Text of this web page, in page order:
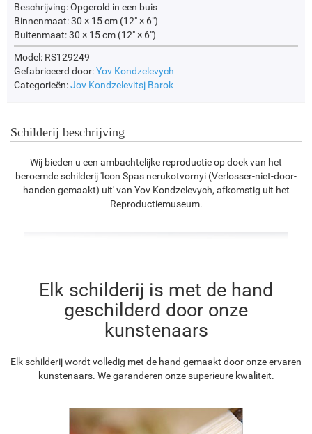
Beschrijving:Opgerold in een buis
Binnenmaat:30 × 15 cm (12" × 6")
Buitenmaat:30 × 15 cm (12" × 6")
Model: RS129249
Gefabriceerd door:Yov Kondzelevych
Categorieën:Jov Kondzelevitsj Barok
Schilderij beschrijving
Wij bieden u een ambachtelijke reproductie op doek van het
beroemde schilderij 'Icon Spas nerukotvornyi (Verlosser-niet-door-
handen gemaakt) uit' van Yov Kondzelevych, afkomstig uit het
Reproductiemuseum.
Elk schilderij is met de hand
geschilderd door onze
kunstenaars
Elk schilderij wordt volledig met de hand gemaakt door onze ervaren
kunstenaars. We garanderen onze superieure kwaliteit.